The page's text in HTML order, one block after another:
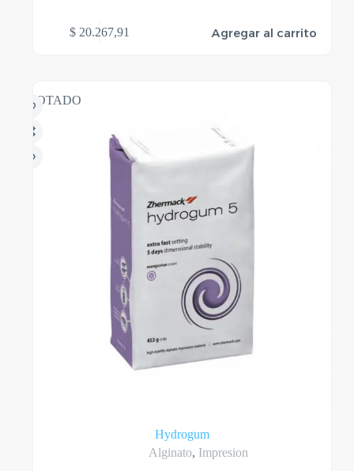
$ 20.267,91 Agregar al carrito
AGOTADO
Hydrogum
Alginato, Impresion